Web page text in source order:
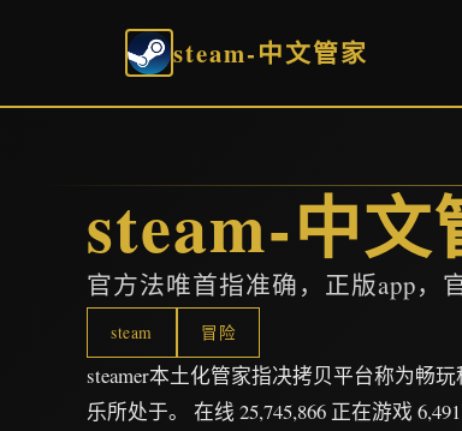
steam-中文管家
steam-中文
官方法唯首指准确，正版app，
steam 冒险
steamer本土化管家指决拷贝平台称为畅
乐所处于。 在线 25,745,866 正在游戏